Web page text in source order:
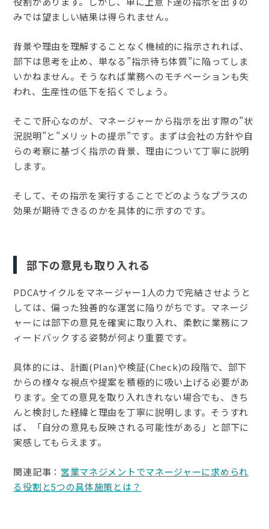
みでは望ましい結果は得られません。
背景や理由を理解することなく機械的に指示されれば、
部下は思考を止め、単なる”指示待ち体質”に陥ってしま
いかねません。そうなれば業務へのモチベーションも失
われ、生産性の低下を招くでしょう。
そこで肝心なのが、マネージャーから指示を出す際の”状
況説明”と”メリットの提示”です。まずは会社の方針や自
らの考察に基づく指示の背景、理由について丁寧に説明
します。
そして、その指示を実行することでどのようなプラスの
効果が期待できるのかを具体的に示すのです。
部下の意見も取り入れる
PDCAサイクルをマネージャー1人の力で完結させようと
しては、偏った独善的な運営に陥りがちです。マネージ
ャーには部下の意見を確実に取り入れ、柔軟に業務にフ
ィードバックする姿勢が何より重要です。
具体的には、計画(Plan)や検証(Check)の段階で、部下
からの様々な視点や提案を積極的に吸い上げる必要があ
ります。全ての意見を取り入れきれない場合でも、きち
んと検討した経緯と理由を丁寧に説明します。そうすれ
ば、「自分の意見も反映される可能性がある」と部下に
実感してもらえます。
関連記事： 営業マネジメントでマネージャーに求められ
る役割と5つの具体施策とは？